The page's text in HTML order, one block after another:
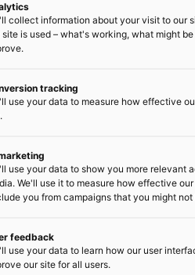
Manufacturing Industry
Renewal
collect information about your visit to our
site is used – what's working, what might
tracking
use your data to measure how effective
use your data to show you more relevant
We'll use it to measure how effective
you from campaigns that you might not
feedback
use your data to learn how our user
our site for all users.